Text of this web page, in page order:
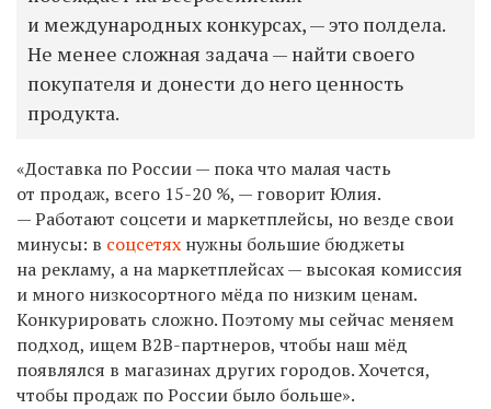
и международных конкурсах, — это полдела.
Не менее сложная задача — найти своего
покупателя и донести до него ценность
продукта.
«Доставка по России — пока что малая часть
от продаж, всего 15-20 %, — говорит Юлия.
— Работают соцсети и маркетплейсы, но везде свои
минусы: в соцсетях нужны большие бюджеты
на рекламу, а на маркетплейсах — высокая комиссия
и много низкосортного мёда по низким ценам.
Конкурировать сложно. Поэтому мы сейчас меняем
подход, ищем B2B-партнеров, чтобы наш мёд
появлялся в магазинах других городов. Хочется,
чтобы продаж по России было больше».